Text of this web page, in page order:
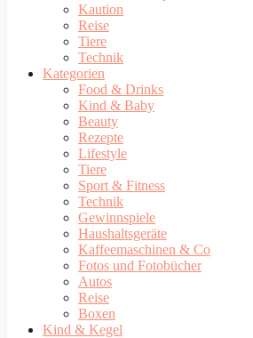
Kaution
Reise
Tiere
Technik
Kategorien
Food & Drinks
Kind & Baby
Beauty
Rezepte
Lifestyle
Tiere
Sport & Fitness
Technik
Gewinnspiele
Haushaltsgeräte
Kaffeemaschinen & Co
Fotos und Fotobücher
Autos
Reise
Boxen
Kind & Kegel